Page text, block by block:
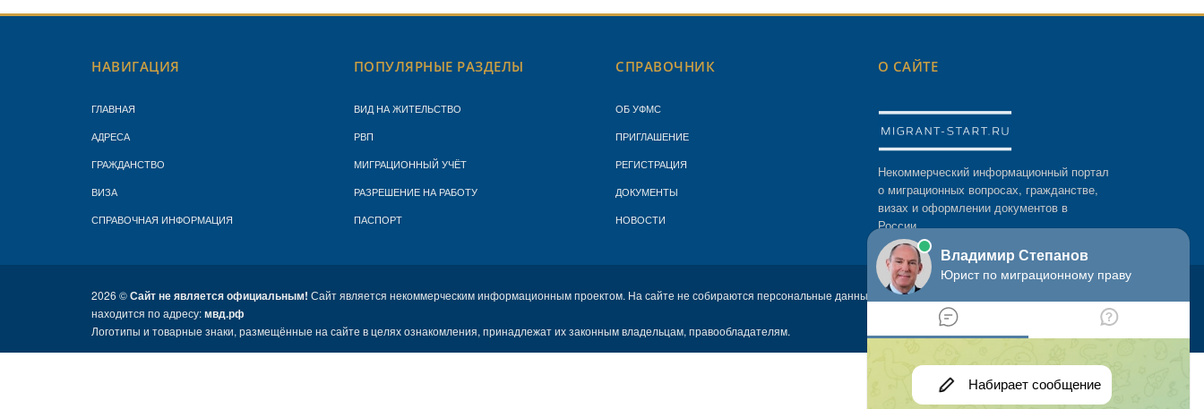
НАВИГАЦИЯ
ГЛАВНАЯ
АДРЕСА
ГРАЖДАНСТВО
ВИЗА
СПРАВОЧНАЯ ИНФОРМАЦИЯ
ПОПУЛЯРНЫЕ РАЗДЕЛЫ
ВИД НА ЖИТЕЛЬСТВО
РВП
МИГРАЦИОННЫЙ УЧЁТ
РАЗРЕШЕНИЕ НА РАБОТУ
ПАСПОРТ
СПРАВОЧНИК
ОБ УФМС
ПРИГЛАШЕНИЕ
РЕГИСТРАЦИЯ
ДОКУМЕНТЫ
НОВОСТИ
О САЙТЕ
Некоммерческий информационный портал
о миграционных вопросах, гражданстве,
визах и оформлении документов в
России.
2026 ©Сайт не является официальным! Сайт является некоммерческим информационным проектом. На сайте не собираются персональные данные пользователей. Официальный сайт службы
находится по адресу:мвд.рф
Логотипы и товарные знаки, размещённые на сайте в целях ознакомления, принадлежат их законным владельцам, правообладателям.